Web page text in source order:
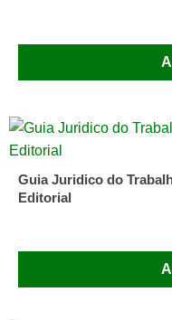
Guia Juridico do
Editorial